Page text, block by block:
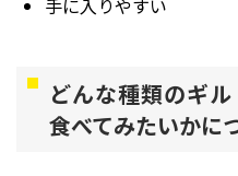
どんな種類のギ
食べてみたいかに